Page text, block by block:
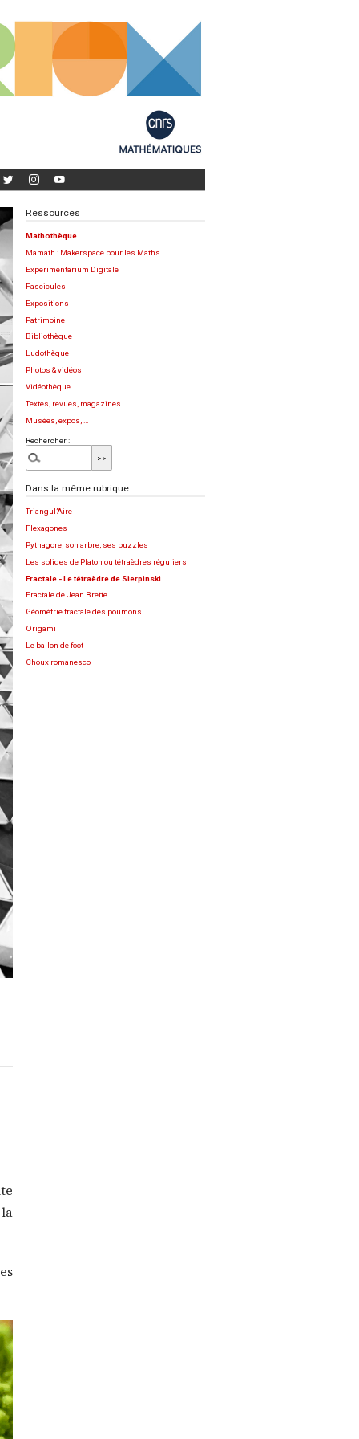
Ressources
Mathothèque
Mamath : Makerspace pour les Maths
Experimentarium Digitale
Fascicules
Expositions
Patrimoine
Bibliothèque
Ludothèque
Photos & vidéos
Vidéothèque
Textes, revues, magazines
Musées, expos, …
Rechercher :
Dans la même rubrique
Triangul’Aire
Flexagones
Pythagore, son arbre, ses puzzles
Les solides de Platon ou tétraèdres réguliers
Fractale - Le tétraèdre de Sierpinski
Fractale de Jean Brette
Géométrie fractale des poumons
Origami
Le ballon de foot
Choux romanesco